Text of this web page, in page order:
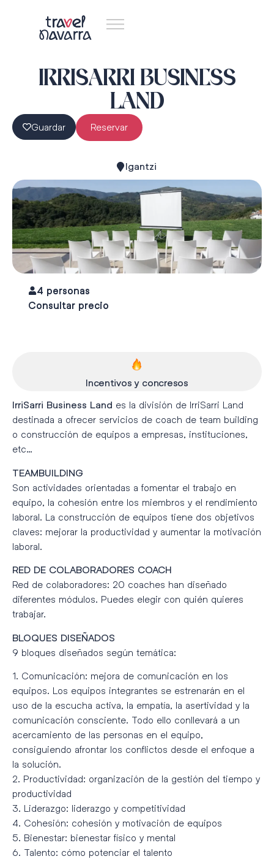
IRRISARRI BUSINESS
LAND
Guardar Reservar
Igantzi
4 personas
Consultar precio
Incentivos y concresos
IrriSarri Business Land es la división de IrriSarri Land
destinada a ofrecer servicios de coach de team building
o construcción de equipos a empresas, instituciones,
etc…
TEAMBUILDING
Son actividades orientadas a fomentar el trabajo en
equipo, la cohesión entre los miembros y el rendimiento
laboral. La construcción de equipos tiene dos objetivos
claves: mejorar la productividad y aumentar la motivación
laboral.
RED DE COLABORADORES COACH
Red de colaboradores: 20 coaches han diseñado
diferentes módulos. Puedes elegir con quién quieres
trabajar.
BLOQUES DISEÑADOS
9 bloques diseñados según temática:
1. Comunicación: mejora de comunicación en los
equipos. Los equipos integrantes se estrenarán en el
uso de la escucha activa, la empatía, la asertividad y la
comunicación consciente. Todo ello conllevará a un
acercamiento de las personas en el equipo,
consiguiendo afrontar los conflictos desde el enfoque a
la solución.
2. Productividad: organización de la gestión del tiempo y
productividad
3. Liderazgo: liderazgo y competitividad
4. Cohesión: cohesión y motivación de equipos
5. Bienestar: bienestar físico y mental
6. Talento: cómo potenciar el talento